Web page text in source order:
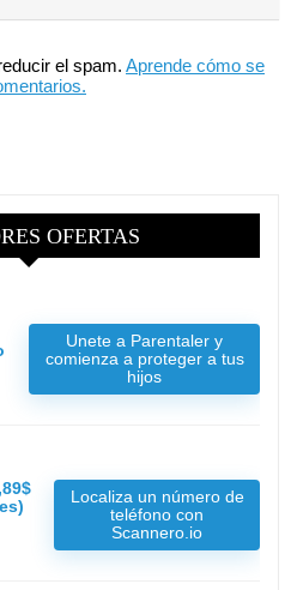
el spam. Aprende cómo se
OFERTAS
Unete a Parentaler y
comienza a proteger a tus
hijos
Localiza un número de
teléfono con
Scannero.io